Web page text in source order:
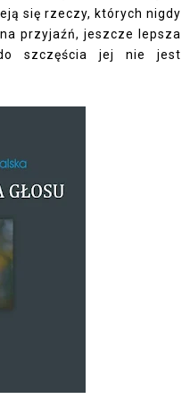
się rzeczy, których nigdy
przyjaźń, jeszcze lepsza
szczęścia jej nie jest